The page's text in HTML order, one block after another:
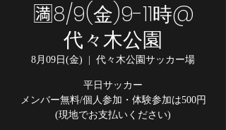
🈵8/9(金)9-11時@
代々木公園
8月09日(金) 代々木公園サッカー場
平日サッカー
メンバー無料/個人参加・体験参加は500円
(現地でお支払いください)